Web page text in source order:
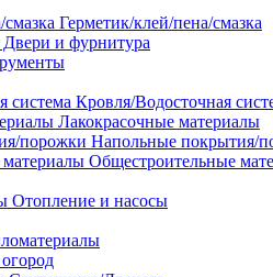
Герметик/клей/пена/смазка
Двери и фурнитура
Кровля/Водосточная
Лакокрасочные материалы
Напольные покрытия/
Общестроительные
Отопление и насосы